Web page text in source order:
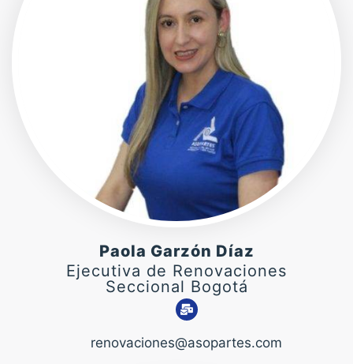
Paola Garzón Díaz
Ejecutiva de Renovaciones
Seccional Bogotá
renovaciones@asopartes.com